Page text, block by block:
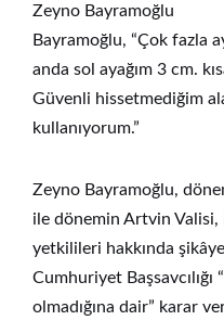
Zeyno Bayramoğlu
Bayramoğlu, “Çok fazla
anda sol ayağım 3 cm.
Güvenli hissetmediğim
kullanıyorum.”
Zeyno Bayramoğlu,
ile dönemin Artvin Valisi,
yetkilileri hakkında
Cumhuriyet Başsavcılığı
olmadığına dair” karar